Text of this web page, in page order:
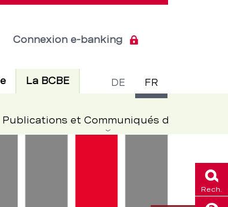
de
langue
DE FR
Connexion e-banking
La BCBEActif
Publications et Communiqués de presse
Rech.